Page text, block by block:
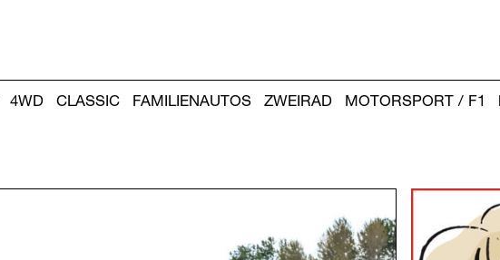
4WD CLASSIC FAMILIENAUTOS ZWEIRAD MOTORSPORT / F1
Weitere